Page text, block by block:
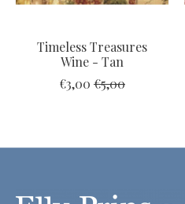
Timeless Treasures
Wine - Tan
€3,00 €5,00